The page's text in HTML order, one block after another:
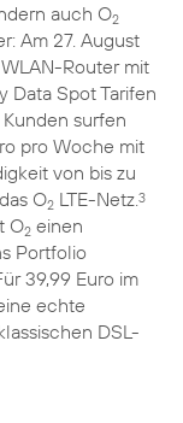
auch O2
Am 27. August
Router mit
Data Spot Tarifen
surfen
pro Woche mit
von bis zu
O2LTE-Netz.3
O2einen
Portfolio
39,99 Euro im
echte
DSL-